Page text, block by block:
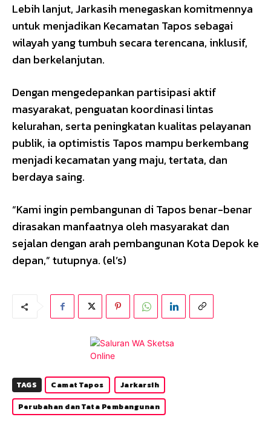
Lebih lanjut, Jarkasih menegaskan komitmennya
untuk menjadikan Kecamatan Tapos sebagai
wilayah yang tumbuh secara terencana, inklusif,
dan berkelanjutan.
Dengan mengedepankan partisipasi aktif
masyarakat, penguatan koordinasi lintas
kelurahan, serta peningkatan kualitas pelayanan
publik, ia optimistis Tapos mampu berkembang
menjadi kecamatan yang maju, tertata, dan
berdaya saing.
“Kami ingin pembangunan di Tapos benar-benar
dirasakan manfaatnya oleh masyarakat dan
sejalan dengan arah pembangunan Kota Depok ke
depan,” tutupnya. (el’s)
TAGS Camat Tapos
Jarkarsih
Perubahan dan Tata Pembangunan